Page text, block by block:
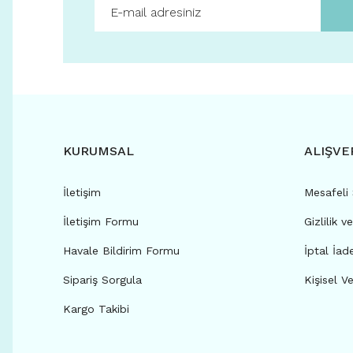
KURUMSAL
İletişim
İletişim Formu
Havale Bildirim Formu
Sipariş Sorgula
Kargo Takibi
Mesafeli
Gizlilik
İptal
Kişisel